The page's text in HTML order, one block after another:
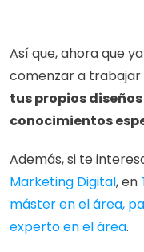
Así que, ahora que
comenzar a trabajar
tus propios
conocimientos
Además, si te
Marketing Digital, en
máster en el área,
experto en el área.